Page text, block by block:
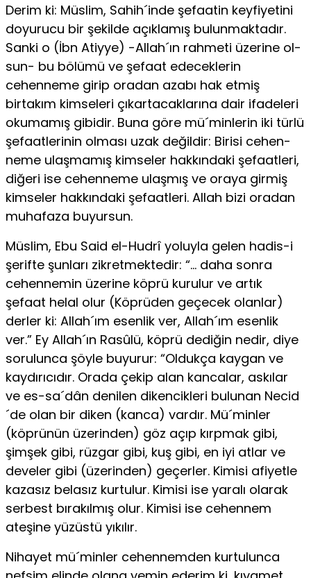
Derim ki: Müslim, Sahih´inde şefaatin keyfiyetini
doyurucu bir şekilde açıklamış bulunmaktadır.
Sanki o (İbn Atiyye) -Allah´ın rahmeti üzerine ol­
sun- bu bölümü ve şefaat edeceklerin
cehenneme girip oradan azabı hak et­miş
birtakım kimseleri çıkartacaklarına dair ifadeleri
okumamış gibidir. Bu­na göre mü´minlerin iki türlü
şefaatlerinin olması uzak değildir: Birisi cehen­
neme ulaşmamış kimseler hakkındaki şefaatleri,
diğeri ise cehenneme ulaş­mış ve oraya girmiş
kimseler hakkındaki şefaatleri. Allah bizi oradan
muha­faza buyursun.
Müslim, Ebu Said el-Hudrî yoluyla gelen hadis-i
şerifte şunları zikretmek­tedir: “… daha sonra
cehennemin üzerine köprü kurulur ve artık
şefaat he­lal olur (Köprüden geçecek olanlar)
derler ki: Allah´ım esenlik ver, Allah´ım esenlik
ver.” Ey Allah´ın Rasûlü, köprü dediğin nedir, diye
sorulunca şöyle buyurur: “Oldukça kaygan ve
kaydırıcıdır. Orada çekip alan kancalar, askı­lar
ve es-sa´dân denilen dikencikleri bulunan Necid
´de olan bir diken (kan­ca) vardır. Mü´minler
(köprünün üzerinden) göz açıp kırpmak gibi,
şimşek gibi, rüzgar gibi, kuş gibi, en iyi atlar ve
develer gibi (üzerinden) geçerler. Kimisi afiyetle
kazasız belasız kurtulur. Kimisi ise yaralı olarak
serbest bıra­kılmış olur. Kimisi ise cehennem
ateşine yüzüstü yıkılır.
Nihayet mü´minler cehennemden kurtulunca